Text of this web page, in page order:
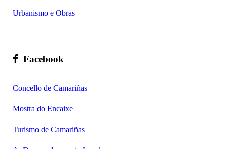
Urbanismo e Obras
Facebook
Concello de Camariñas
Mostra do Encaixe
Turismo de Camariñas